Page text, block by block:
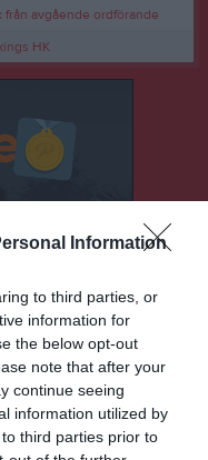
Information
to third parties, or
information for
the below opt-out
note that after your
continue seeing
information utilized by
third parties prior to
från avgående ordförande
HK